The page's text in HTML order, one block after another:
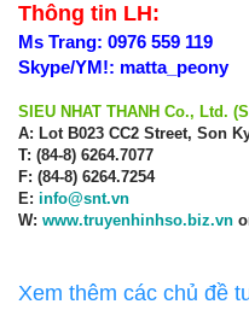
Thông tin LH:
Ms Trang: 0976 559 119
Skype/YM!: matta_peony
SIEU NHAT THANH Co., Ltd.
A: Lot B023 CC2 Street, Son
T: (84-8) 6264.7077
F: (84-8) 6264.7254
E: info@snt.vn
W: www.truyenhinhso.biz.vn
Xem thêm các chủ đề